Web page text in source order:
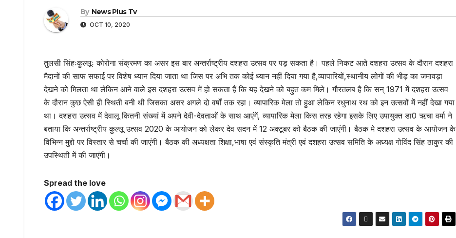
By News Plus Tv
OCT 10, 2020
तुलसी सिंहःकुल्लूः कोरोना संक्रमण का असर इस बार अन्तर्राष्ट्रीय दशहरा उत्सव पर पड़ सकता है। पहले निकट आते दशहरा उत्सव के दौरान दशहरा
मैदानों की साफ सफाई पर विशेष ध्यान दिया जाता था जिस पर अभि तक कोई ध्यान नहीं दिया गया है,व्यापारियों,स्थानीय लोगों की भीड़ का जमावड़ा
देखने को मिलता था लेकिन आने वाले इस दशहरा उत्सव में हो सकता हैं कि यह देखने को बहुत कम मिले। गौरतलब है कि सन् 1971 में दशहरा उत्सव
के दौरान कुछ ऐसी ही स्थिती बनी थी जिसका असर अगले दो वर्षों तक रहा। व्यापारिक मेला तो हुआ लेकिन रधुनाथ रथ को इन उत्सवों मेें नहीं देखा गया
था। दशहरा उत्सव में देवालू कितनी संख्यां में अपने देवी-देवताओं के साथ आएंगें, व्यापारिक मेला किस तरह रहेगा इसके लिए उपायुक्त डा0 ऋचा वर्मा ने
बताया कि अन्तर्राष्ट्रीय कुल्लू उत्सव 2020 के आयोजन को लेकर देव सदन में 12 अक्टूबर को बैठक की जाएंगी। बैठक मे दशहरा उत्सव के आयोजन के
विभिन्न मुद्दो पर विस्तार से चर्चा की जाएंगी। बैठक की अध्यक्षता शिक्षा,भाषा एवं संस्कृति मंत्री एवं दशहरा उत्सव समिति के अध्यक्ष गोविंद सिंह ठाकुर की
उपस्थिती में की जाएंगी।
Spread the love